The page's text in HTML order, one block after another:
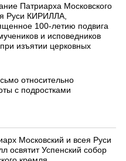
Патриарха Московского
Руси КИРИЛЛА,
100-летию подвига
и исповедников
изъятии церковных
относительно
с подростками
Московский и всея Руси
освятит Успенский собор